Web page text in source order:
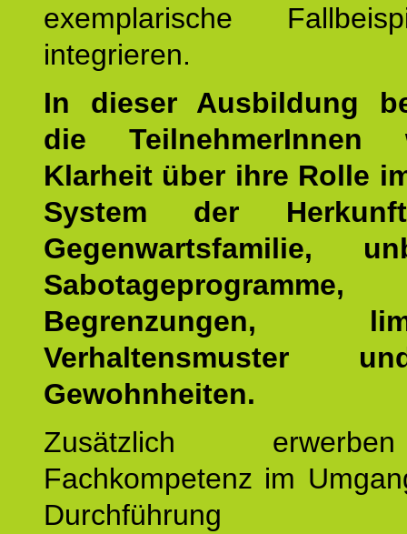
exemplarische
integrieren.
In dieser Ausbildung
die TeilnehmerInnen
Klarheit über ihre Rolle
System der
Gegenwartsfamilie,
Begrenzungen,
Verhaltensmuster
Gewohnheiten.
Zusätzlich
Fachkompetenz im